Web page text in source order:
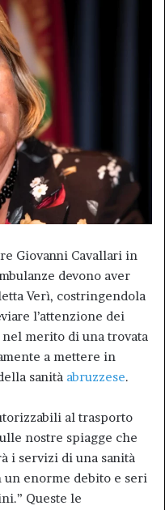
Giovanni Cavallari in
devono aver
Verì, costringendola
l’attenzione dei
merito di una trovata
a mettere in
sanità abruzzese.
al trasporto
nostre spiagge che
i servizi di una sanità
enorme debito e seri
Queste le